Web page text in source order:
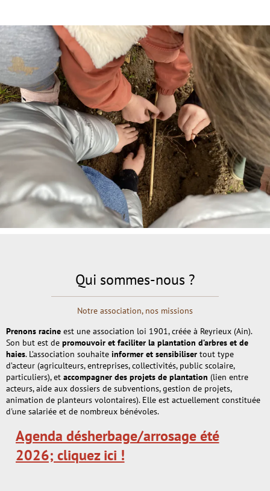
Qui sommes-nous ?
Notre association, nos missions
Prenons racine est une association loi 1901, créée à Reyrieux (Ain).
Son but est de promouvoir et faciliter la plantation d’arbres et de
haies. L’association souhaite informer et sensibiliser tout type
d’acteur (agriculteurs, entreprises, collectivités, public scolaire,
particuliers), et accompagner des projets de plantation (lien entre
acteurs, aide aux dossiers de subventions, gestion de projets,
animation de planteurs volontaires). Elle est actuellement constituée
d'une salariée et de nombreux bénévoles.
Agenda désherbage/arrosage été
2026; cliquez ici !